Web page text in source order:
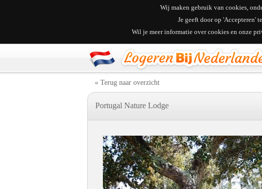
Wij maken gebruik van cookies,
Je geeft door op 'Accepteren'
Wil je meer informatie over cookies en onze
« Terug naar overzicht
Portugal Nature Lodge